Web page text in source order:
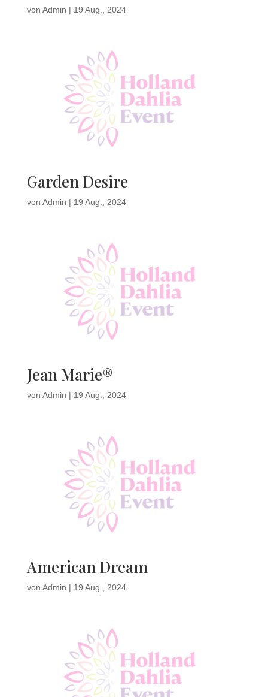
von Admin | 19 Aug., 2024
Garden Desire
von Admin | 19 Aug., 2024
Jean Marie®
von Admin | 19 Aug., 2024
American Dream
von Admin | 19 Aug., 2024